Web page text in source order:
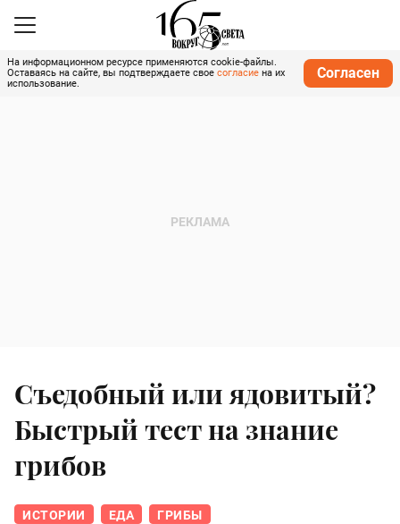
На информационном ресурсе применяются cookie-файлы.
Оставаясь на сайте, вы подтверждаете свое согласие на их
использование.
Согласен
Съедобный или ядовитый?
Быстрый тест на знание
грибов
ИСТОРИИ ЕДА ГРИБЫ